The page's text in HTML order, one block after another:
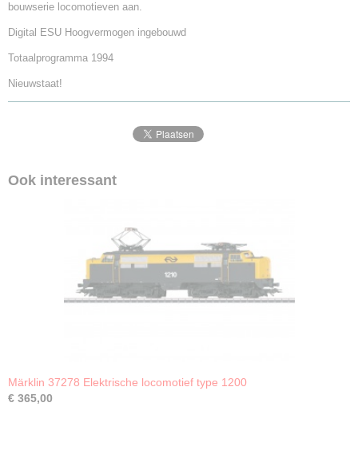
bouwserie locomotieven aan.
Digital ESU Hoogvermogen ingebouwd
Totaalprogramma 1994
Nieuwstaat!
Ook interessant
Märklin 37278 Elektrische locomotief type 1200
€ 365,00